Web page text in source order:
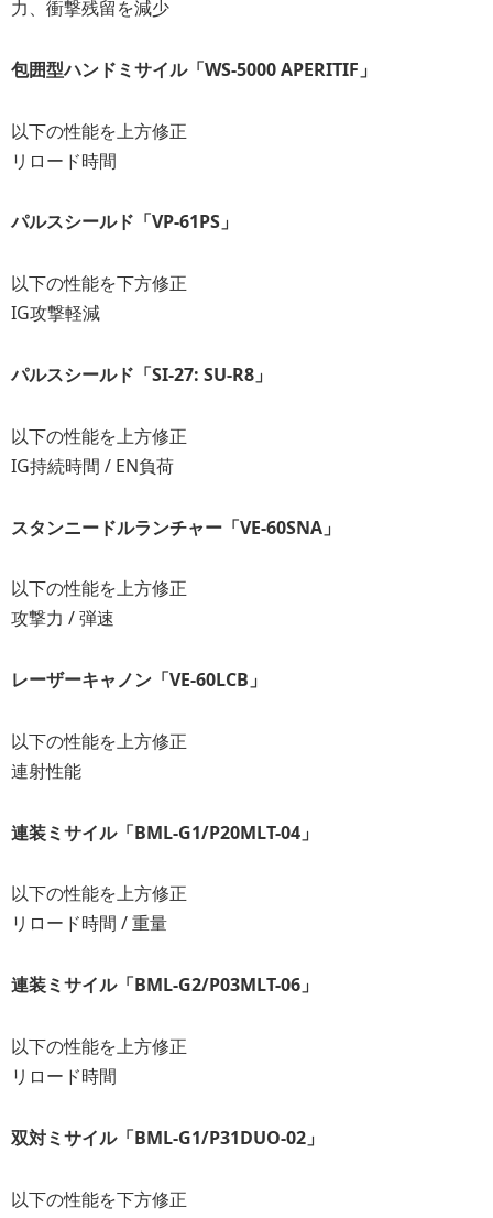
力、衝撃残留を減少
包囲型ハンドミサイル「WS-5000 APERITIF」
以下の性能を上方修正
リロード時間
パルスシールド「VP-61PS」
以下の性能を下方修正
IG攻撃軽減
パルスシールド「SI-27: SU-R8」
以下の性能を上方修正
IG持続時間 / EN負荷
スタンニードルランチャー「VE-60SNA」
以下の性能を上方修正
攻撃力 / 弾速
レーザーキャノン「VE-60LCB」
以下の性能を上方修正
連射性能
連装ミサイル「BML-G1/P20MLT-04」
以下の性能を上方修正
リロード時間 / 重量
連装ミサイル「BML-G2/P03MLT-06」
以下の性能を上方修正
リロード時間
双対ミサイル「BML-G1/P31DUO-02」
以下の性能を下方修正